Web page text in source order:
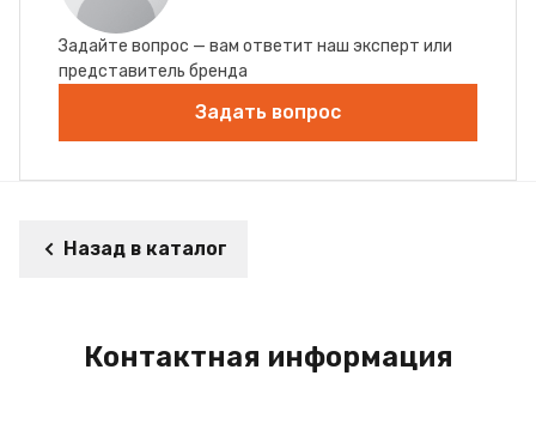
Задайте вопрос — вам ответит наш эксперт или
представитель бренда
Задать вопрос
Назад в каталог
Контактная информация